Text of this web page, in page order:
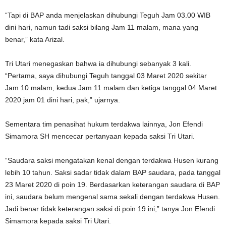
“Tapi di BAP anda menjelaskan dihubungi Teguh Jam 03.00 WIB
dini hari, namun tadi saksi bilang Jam 11 malam, mana yang
benar,” kata Arizal.
Tri Utari menegaskan bahwa ia dihubungi sebanyak 3 kali.
“Pertama, saya dihubungi Teguh tanggal 03 Maret 2020 sekitar
Jam 10 malam, kedua Jam 11 malam dan ketiga tanggal 04 Maret
2020 jam 01 dini hari, pak,” ujarnya.
Sementara tim penasihat hukum terdakwa lainnya, Jon Efendi
Simamora SH mencecar pertanyaan kepada saksi Tri Utari.
“Saudara saksi mengatakan kenal dengan terdakwa Husen kurang
lebih 10 tahun. Saksi sadar tidak dalam BAP saudara, pada tanggal
23 Maret 2020 di poin 19. Berdasarkan keterangan saudara di BAP
ini, saudara belum mengenal sama sekali dengan terdakwa Husen.
Jadi benar tidak keterangan saksi di poin 19 ini,” tanya Jon Efendi
Simamora kepada saksi Tri Utari.